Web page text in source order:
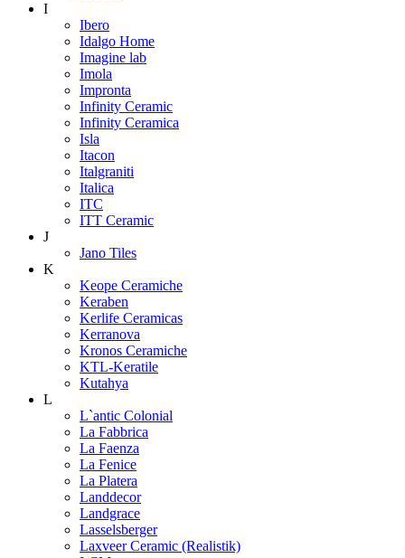
I
Ibero
Idalgo Home
Imagine lab
Imola
Impronta
Infinity Ceramic
Infinity Ceramica
Isla
Itacon
Italgraniti
Italica
ITC
ITT Ceramic
J
Jano Tiles
K
Keope Ceramiche
Keraben
Kerlife Ceramicas
Kerranova
Kronos Ceramiche
KTL-Keratile
Kutahya
L
L`antic Colonial
La Fabbrica
La Faenza
La Fenice
La Platera
Landdecor
Landgrace
Lasselsberger
Laxveer Ceramic (Realistik)